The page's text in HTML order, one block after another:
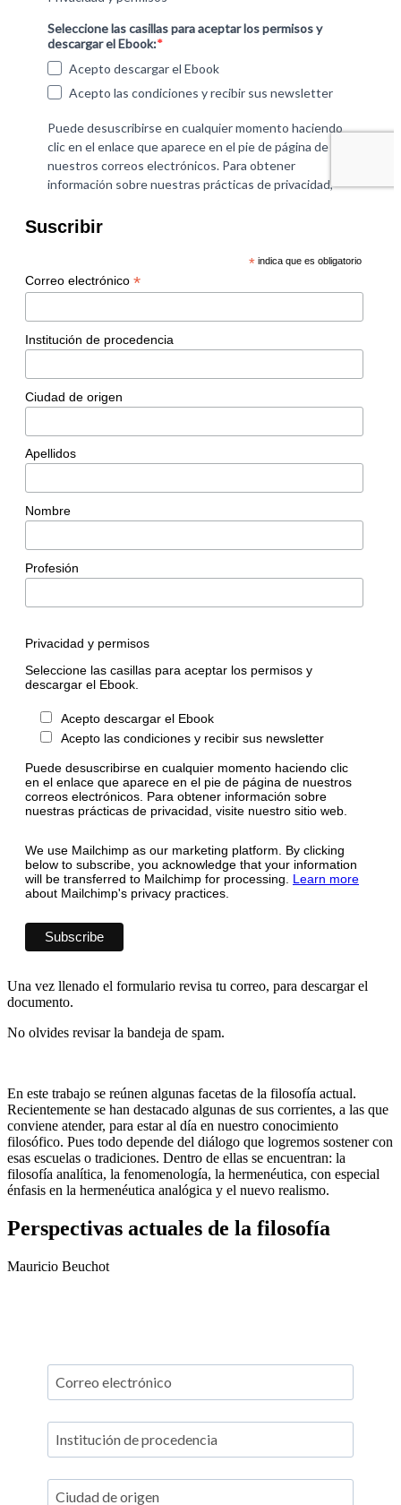
Suscribir
* indica que es obligatorio
Correo electrónico *
Institución de procedencia
Ciudad de origen
Apellidos
Nombre
Profesión
Privacidad y permisos
Seleccione las casillas para aceptar los permisos y
descargar el Ebook.
Acepto descargar el Ebook
Acepto las condiciones y recibir sus newsletter
Puede desuscribirse en cualquier momento haciendo clic
en el enlace que aparece en el pie de página de nuestros
correos electrónicos. Para obtener información sobre
nuestras prácticas de privacidad, visite nuestro sitio web.
We use Mailchimp as our marketing platform. By clicking
below to subscribe, you acknowledge that your information
will be transferred to Mailchimp for processing. Learn more
about Mailchimp's privacy practices.
Una vez llenado el formulario revisa tu correo, para descargar el
documento.
No olvides revisar la bandeja de spam.
En este trabajo se reúnen algunas facetas de la filosofía actual.
Recientemente se han destacado algunas de sus corrientes, a las que
conviene atender, para estar al día en nuestro conocimiento
filosófico. Pues todo depende del diálogo que logremos sostener con
esas escuelas o tradiciones. Dentro de ellas se encuentran: la
filosofía analítica, la fenomenología, la hermenéutica, con especial
énfasis en la hermenéutica analógica y el nuevo realismo.
Perspectivas actuales de la filosofía
Mauricio Beuchot